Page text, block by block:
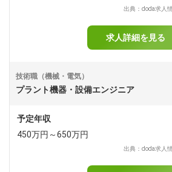
出典：doda求人
求人詳細を見る
技術職（機械・電気）
プラント機器・設備エンジニア
予定年収
450万円～650万円
出典：doda求人